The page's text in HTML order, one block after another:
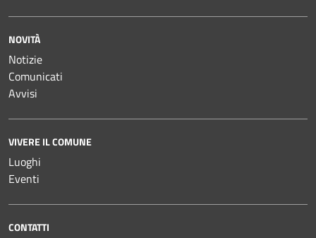
NOVITÀ
Notizie
Comunicati
Avvisi
VIVERE IL COMUNE
Luoghi
Eventi
CONTATTI